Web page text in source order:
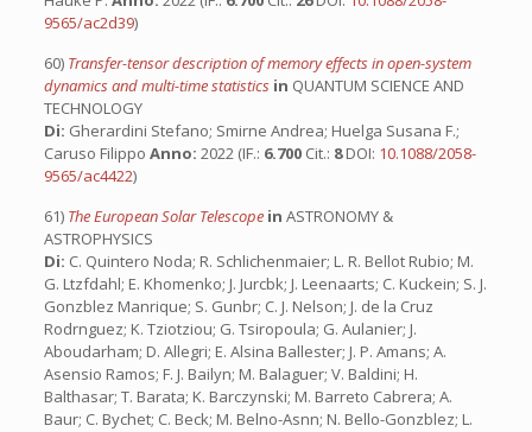
9565/ac2d39)
60) Transfer-tensor description of memory effects in open-system
dynamics and multi-time statistics in QUANTUM SCIENCE AND
TECHNOLOGY
Di: Gherardini Stefano; Smirne Andrea; Huelga Susana F.;
Caruso Filippo Anno: 2022 (IF.: 6.700 Cit.: 8DOI: 10.1088/2058-
9565/ac4422)
61) The European Solar Telescope in ASTRONOMY &
ASTROPHYSICS
Di: C. Quintero Noda; R. Schlichenmaier; L. R. Bellot Rubio; M.
G. Ltzfdahl; E. Khomenko; J. Jurcbk; J. Leenaarts; C. Kuckein; S. J.
Gonzblez Manrique; S. Gunbr; C. J. Nelson; J. de la Cruz
Rodrnguez; K. Tziotziou; G. Tsiropoula; G. Aulanier; J.
Aboudarham; D. Allegri; E. Alsina Ballester; J. P. Amans; A.
Asensio Ramos; F. J. Bailyn; M. Balaguer; V. Baldini; H.
Balthasar; T. Barata; K. Barczynski; M. Barreto Cabrera; A.
Baur; C. Bychet; C. Beck; M. Belno-Asnn; N. Bello-Gonzblez; L.